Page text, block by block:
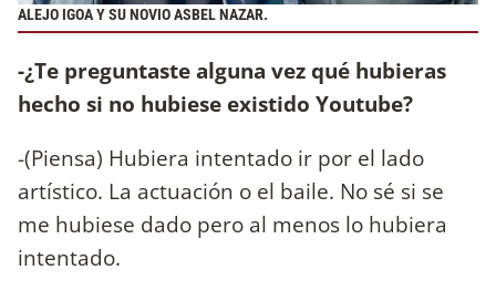
ALEJO IGOA Y SU NOVIO ASBEL NAZAR.
-¿Te preguntaste alguna vez qué hubieras
hecho si no hubiese existido Youtube?
-(Piensa) Hubiera intentado ir por el lado
artístico. La actuación o el baile. No sé si se
me hubiese dado pero al menos lo hubiera
intentado.